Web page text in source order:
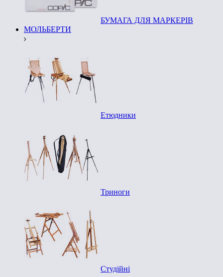
БУМАГА ДЛЯ МАРКЕРІВ
МОЛЬБЕРТИ
Етюдники
Триноги
Студійні